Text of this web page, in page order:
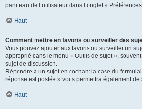
panneau de l’utilisateur dans l’onglet «
Haut
Comment mettre en favoris ou surveiller des
Vous pouvez ajouter aux favoris ou surveiller un
approprié dans le menu « Outils de sujet »,
sujet de discussion.
Répondre à un sujet en cochant la case du
réponse est postée » vous permettra également de
Haut